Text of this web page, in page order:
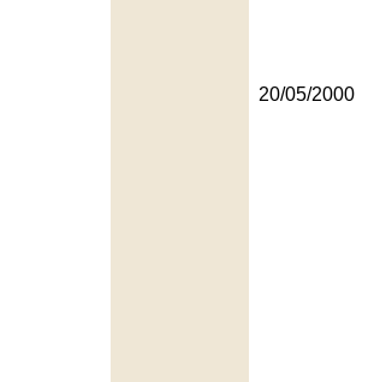
20/05/2000